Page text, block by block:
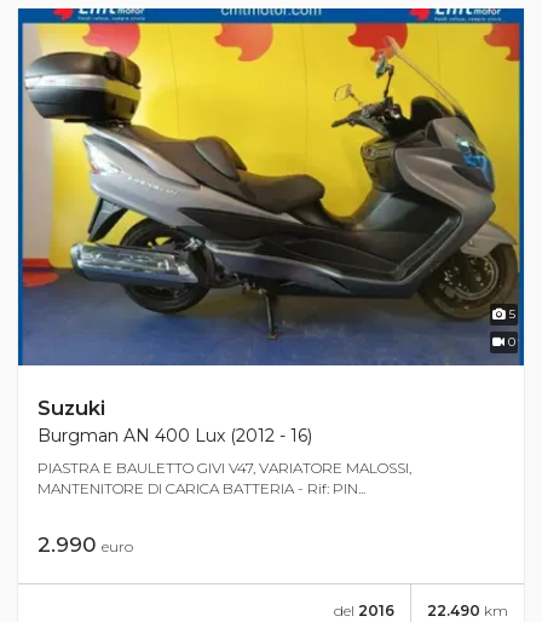
5
0
Suzuki
Burgman AN 400 Lux (2012 - 16)
PIASTRA E BAULETTO GIVI V47, VARIATORE MALOSSI,
MANTENITORE DI CARICA BATTERIA - Rif: PIN...
2.990 euro
22.490 km
del 2016